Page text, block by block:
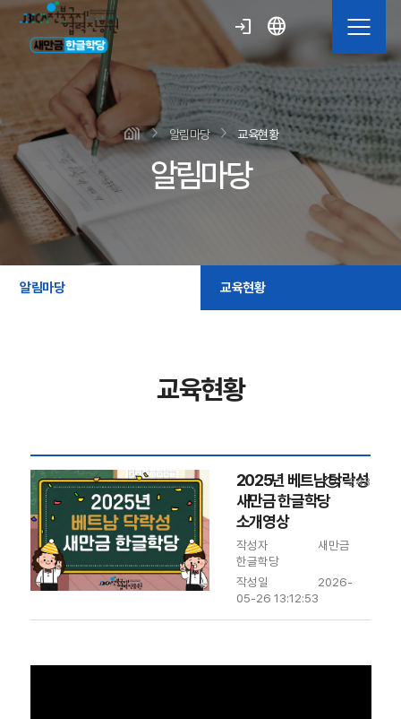
login language
알림마당 교육현황
알림마당
알림마당 교육현황
교육현황
2025년 베트남 닥락성
새만금 한글학당
소개영상
작성자
새만금
한글학당
작성일
2026-
05-26 13:12:53
visibility 243